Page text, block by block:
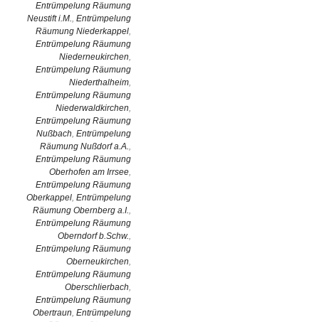
Entrümpelung Räumung
Neustift i.M., Entrümpelung
Räumung Niederkappel,
Entrümpelung Räumung
Niederneukirchen,
Entrümpelung Räumung
Niederthalheim,
Entrümpelung Räumung
Niederwaldkirchen,
Entrümpelung Räumung
Nußbach, Entrümpelung
Räumung Nußdorf a.A.,
Entrümpelung Räumung
Oberhofen am Irrsee,
Entrümpelung Räumung
Oberkappel, Entrümpelung
Räumung Obernberg a.I.,
Entrümpelung Räumung
Oberndorf b.Schw.,
Entrümpelung Räumung
Oberneukirchen,
Entrümpelung Räumung
Oberschlierbach,
Entrümpelung Räumung
Obertraun, Entrümpelung